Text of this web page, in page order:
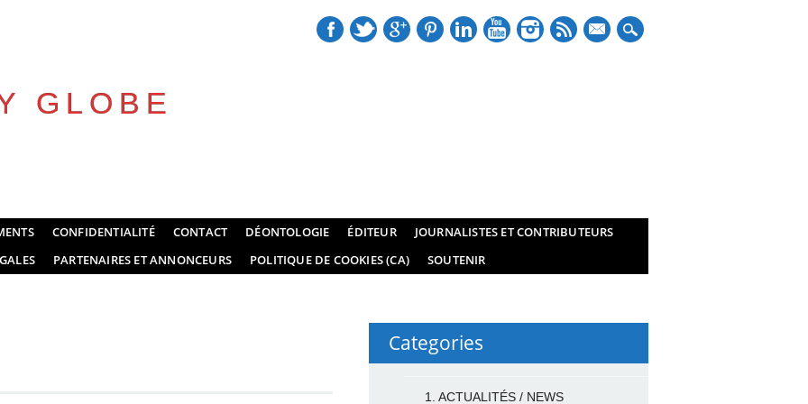
mail
GLOBE
CONFIDENTIALITÉ CONTACT DÉONTOLOGIE ÉDITEUR
JOURNALISTES ET CONTRIBUTEURS
PARTENAIRES ET ANNONCEURS POLITIQUE DE COOKIES (CA) SOUTENIR
Categories
1. ACTUALITÉS / NEWS